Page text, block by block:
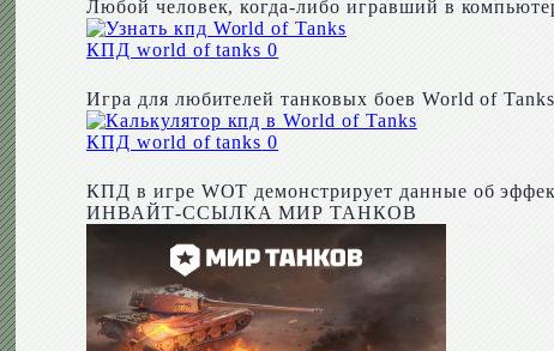
Любой человек, когда-либо игравший в
КПД world of tanks 0
Игра для любителей танковых боев World of
КПД world of tanks 0
КПД в игре WOT демонстрирует данные об
ИНВАЙТ-ССЫЛКА МИР ТАНКОВ